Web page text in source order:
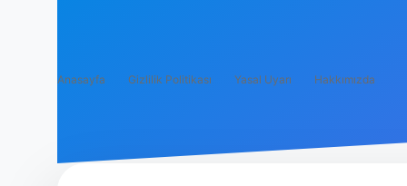
Anasayfa Gizlilik Politikası Yasal Uyarı Hakkımızda